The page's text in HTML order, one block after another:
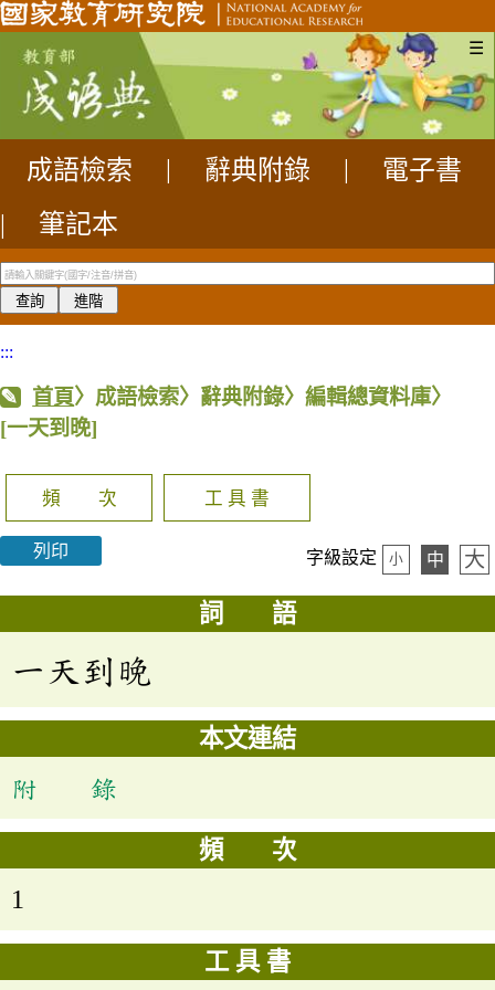
☰
成語檢索 辭典附錄
電子書
|
筆記本
:::
首頁〉成語檢索〉辭典附錄〉編輯總資料庫〉
[一天到晚]
頻 次 工 具 書
列印 字級設定 小 中 大
詞 語
一天到晚
本文連結
附 錄
頻 次
1
工 具 書